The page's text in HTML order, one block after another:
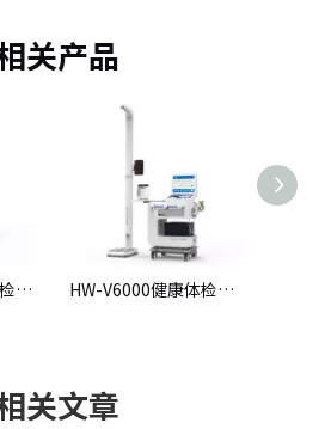
关产品
HW-V3000健康体检一体机 HW-V6000健康体检一体机
关文章